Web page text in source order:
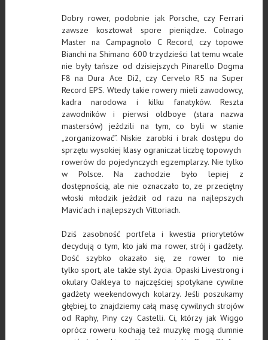
Dobry rower, podobnie jak Porsche, czy Ferrari
zawsze kosztował spore pieniądze. Colnago
Master na Campagnolo C Record, czy topowe
Bianchi na Shimano 600 trzydzieści lat temu wcale
nie były tańsze od dzisiejszych Pinarello Dogma
F8 na Dura Ace Di2, czy Cervelo R5 na Super
Record EPS. Wtedy takie rowery mieli zawodowcy,
kadra narodowa i kilku fanatyków. Reszta
zawodników i pierwsi oldboye (stara nazwa
mastersów) jeździli na tym, co byli w stanie
„zorganizować”. Niskie zarobki i brak dostępu do
sprzętu wysokiej klasy ograniczał liczbę topowych
rowerów do pojedynczych egzemplarzy. Nie tylko
w Polsce. Na zachodzie było lepiej z
dostępnością, ale nie oznaczało to, ze przeciętny
włoski młodzik jeździł od razu na najlepszych
Mavic’ach i najlepszych Vittoriach.
Dziś zasobność portfela i kwestia priorytetów
decydują o tym, kto jaki ma rower, strój i gadżety.
Dość szybko okazało się, ze rower to nie
tylko sport, ale także styl życia. Opaski Livestrong i
okulary Oakleya to najczęściej spotykane cywilne
gadżety weekendowych kolarzy. Jeśli poszukamy
głębiej, to znajdziemy całą masę cywilnych strojów
od Raphy, Piny czy Castelli. Ci, którzy jak Wiggo
oprócz roweru kochają też muzykę mogą dumnie